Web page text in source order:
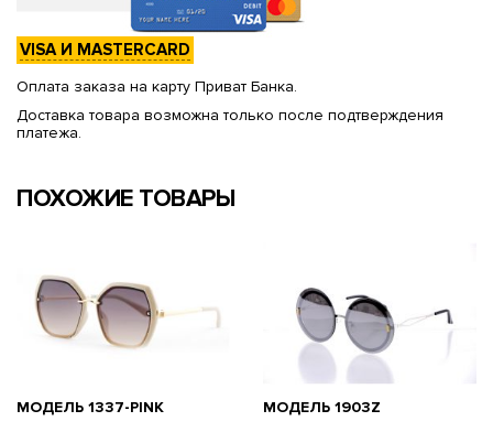
VISA И MASTERCARD
Оплата заказа на карту Приват Банка.
Доставка товара возможна только после подтверждения
платежа.
ПОХОЖИЕ ТОВАРЫ
МОДЕЛЬ 1337-PINK МОДЕЛЬ 1903Z